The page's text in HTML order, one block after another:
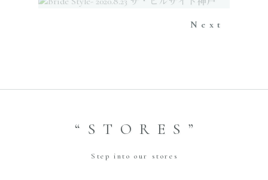
Next
“STORES”
Step into our stores